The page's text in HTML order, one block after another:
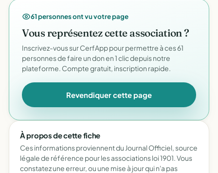
61 personnes ont vu votre page
Vous représentez cette association ?
Inscrivez-vous sur CerfApp pour permettre à ces 61
personnes de faire un don en 1 clic depuis notre
plateforme. Compte gratuit, inscription rapide.
Revendiquer cette page
À propos de cette fiche
Ces informations proviennent du Journal Officiel, source
légale de référence pour les associations loi 1901. Vous
constatez une erreur, ou une mise à jour qui n'a pas